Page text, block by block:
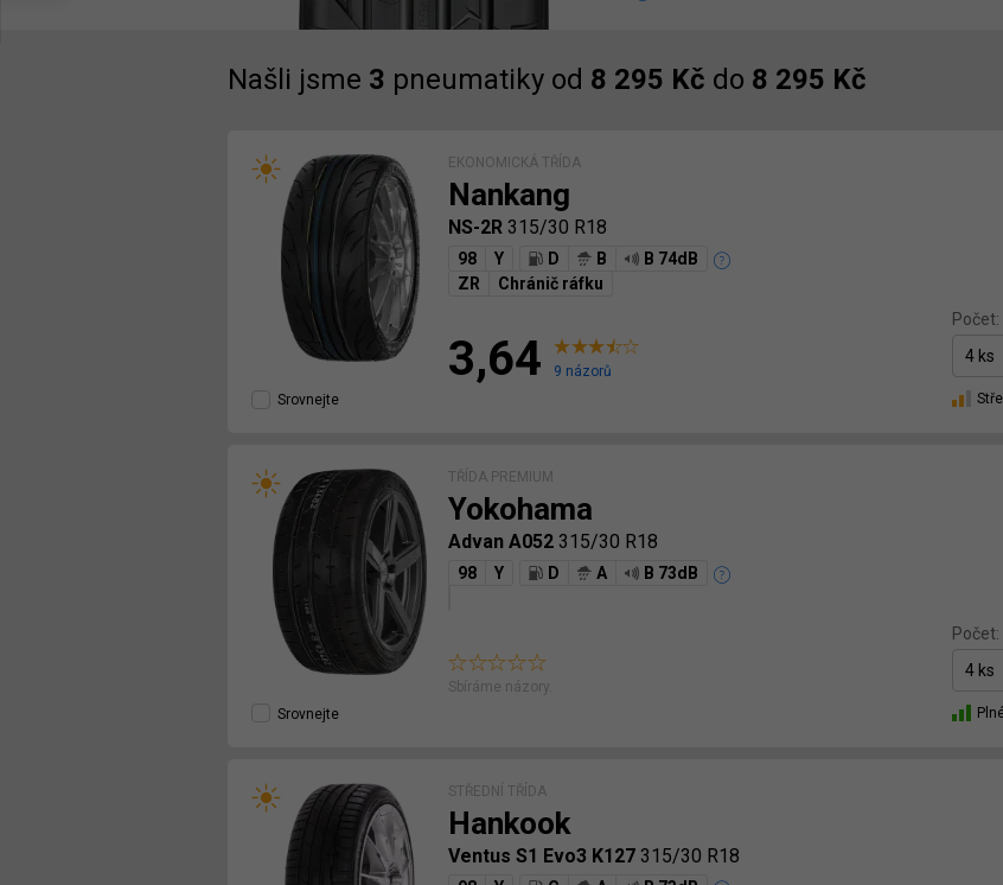
Našli jsme 3 pneumatiky od 8 295 Kč do 8 295 Kč
EKONOMICKÁ TŘÍDA
Nankang
NS-2R 315/30 R18
98 Y D B
B 74dB
ZR
Chránič ráfku
3,64
9 názorů
Srovnejte
Počet:
TŘÍDA PREMIUM
Yokohama
Advan A052 315/30 R18
98 Y D A B 73dB
Sbíráme názory.
Srovnejte
Počet:
STŘEDNÍ TŘÍDA
Hankook
Ventus S1 Evo3 K127 315/30 R18